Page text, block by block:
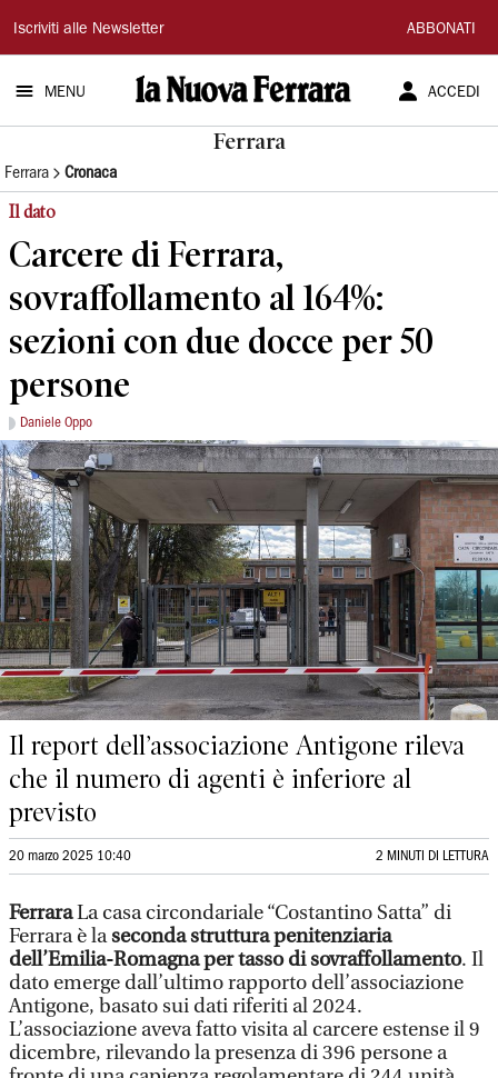
La
Nuova
Ferrara
Iscriviti alle Newsletter ABBONATI
MENU ACCEDI
Ferrara
Ferrara Cronaca
Il dato
Carcere di Ferrara,
sovraffollamento al 164%:
sezioni con due docce per 50
persone
Daniele Oppo
Il report dell’associazione Antigone rileva
che il numero di agenti è inferiore al
previsto
20 marzo 2025 10:40 2 MINUTI DI LETTURA
FerraraLa casa circondariale “Costantino Satta” di
Ferrara è laseconda struttura penitenziaria
dell’Emilia-Romagna per tasso di sovraffollamento. Il
dato emerge dall’ultimo rapporto dell’associazione
Antigone, basato sui dati riferiti al 2024.
L’associazione aveva fatto visita al carcere estense il 9
dicembre, rilevando la presenza di 396 persone a